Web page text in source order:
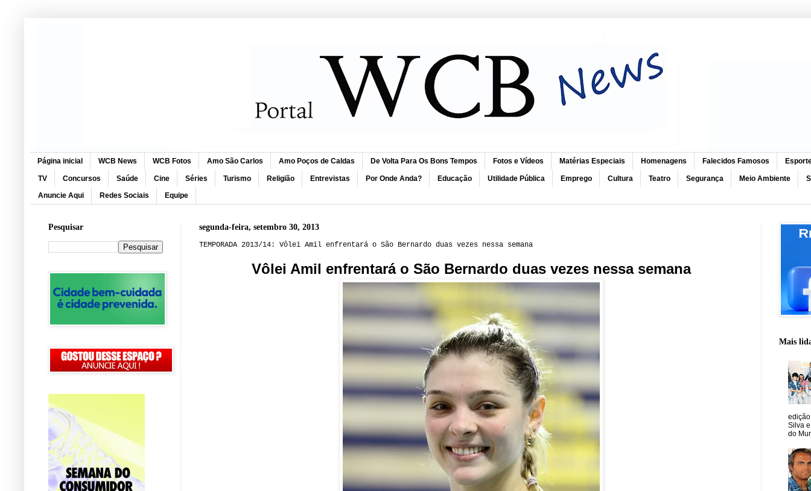
Página inicial WCB News WCB Fotos Amo São Carlos Amo Poços de Caldas De Volta Para Os Bons Tempos Fotos e Vídeos Matérias Especiais Homenagens Falecidos Famosos
TV Concursos Saúde Cine Séries Turismo Religião Entrevistas Por Onde Anda? Educação Utilidade Pública Emprego Cultura Teatro Segurança Meio Ambiente
Anuncie Aqui Redes Sociais Equipe
segunda-feira, setembro 30, 2013
TEMPORADA 2013/14: Vôlei Amil enfrentará o São Bernardo duas vezes nessa semana
Vôlei Amil enfrentará o São Bernardo duas vezes nessa semana
Pesquisar
Mais
Silva
do